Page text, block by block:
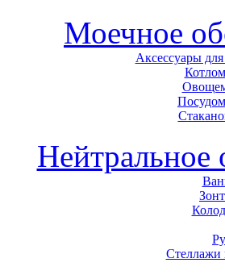
Моечное
Аксессуары
Нейтральное
Стеллажи